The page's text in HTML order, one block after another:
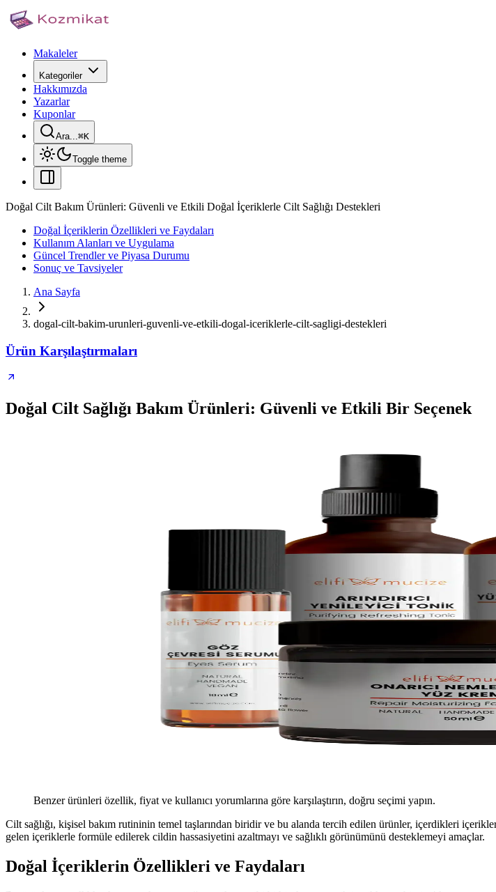
Makaleler
Kategoriler
Hakkımızda
Yazarlar
Kuponlar
Ara...⌘K
Toggle theme
Doğal Cilt Bakım Ürünleri: Güvenli ve Etkili Doğal İçeriklerle Cilt Sağlığı Destekleri
Doğal İçeriklerin Özellikleri ve Faydaları
Kullanım Alanları ve Uygulama
Güncel Trendler ve Piyasa Durumu
Sonuç ve Tavsiyeler
Ana Sayfa
dogal-cilt-bakim-urunleri-guvenli-ve-etkili-dogal-iceriklerle-cilt-sagligi-destekleri
Ürün Karşılaştırmaları
Doğal Cilt Sağlığı Bakım Ürünleri: Güvenli ve Etkili Bir Seçenek
Benzer ürünleri özellik, fiyat ve kullanıcı yorumlarına göre karşılaştırın, doğru seçimi yapın.
Cilt sağlığı, kişisel bakım rutininin temel taşlarından biridir ve bu alanda tercih edilen ürünler, içerdikleri
gelen içeriklerle formüle edilerek cildin hassasiyetini azaltmayı ve sağlıklı görünümünü desteklemeyi amaçlar.
Doğal İçeriklerin Özellikleri ve Faydaları